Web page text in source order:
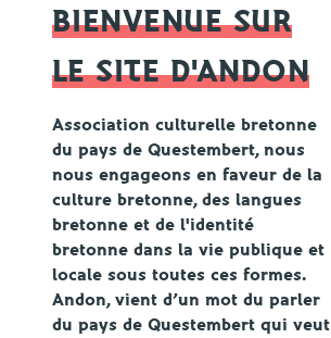
BIENVENUE SUR
LE SITE D'ANDON
Association culturelle bretonne
du pays de Questembert, nous
nous engageons en faveur de la
culture bretonne, des langues
bretonne et de l'identité
bretonnedans la vie publique et
locale sous toutes ces formes.
Andon, vient d’un mot du parler
du pays de Questembert qui veut